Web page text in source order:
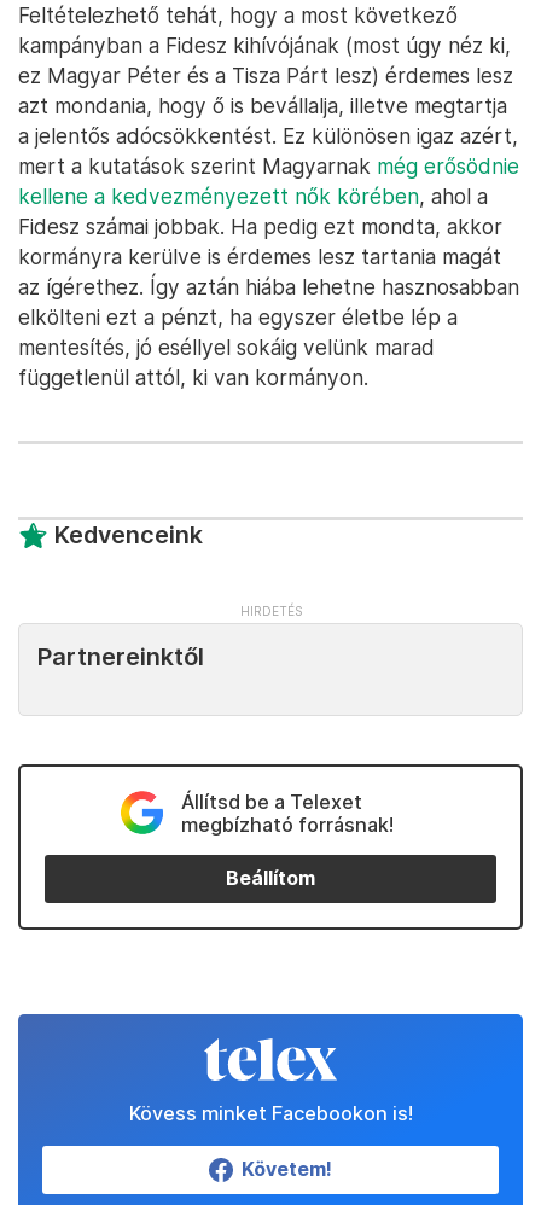
Feltételezhető tehát, hogy a most következő
kampányban a Fidesz kihívójának (most úgy néz ki,
ez Magyar Péter és a Tisza Párt lesz) érdemes lesz
azt mondania, hogy ő is bevállalja, illetve megtartja
a jelentős adócsökkentést. Ez különösen igaz azért,
mert a kutatások szerint Magyarnak még erősödnie
kellene a kedvezményezett nők körében, ahol a
Fidesz számai jobbak. Ha pedig ezt mondta, akkor
kormányra kerülve is érdemes lesz tartania magát
az ígérethez. Így aztán hiába lehetne hasznosabban
elkölteni ezt a pénzt, ha egyszer életbe lép a
mentesítés, jó eséllyel sokáig velünk marad
függetlenül attól, ki van kormányon.
Kedvenceink
Partnereinktől
Állítsd be a Telexet
megbízható forrásnak!
Beállítom
Kövess minket Facebookon is!
Követem!